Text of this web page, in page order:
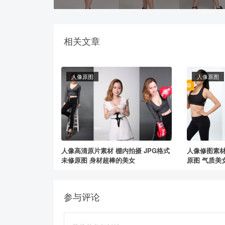
相关文章
人像原图
人像高清原片素材 棚内拍摄 JPG格式
未修原图 身材超棒的美女
人像原图
人像修图素
原图 气质美
参与评论